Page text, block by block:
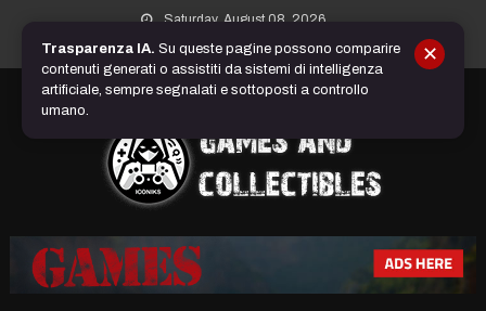
content
Saturday, August 08, 2026
Trasparenza IA. Su queste pagine possono comparire
contenuti generati o assistiti da sistemi di intelligenza
artificiale, sempre segnalati e sottoposti a controllo
umano.
✕